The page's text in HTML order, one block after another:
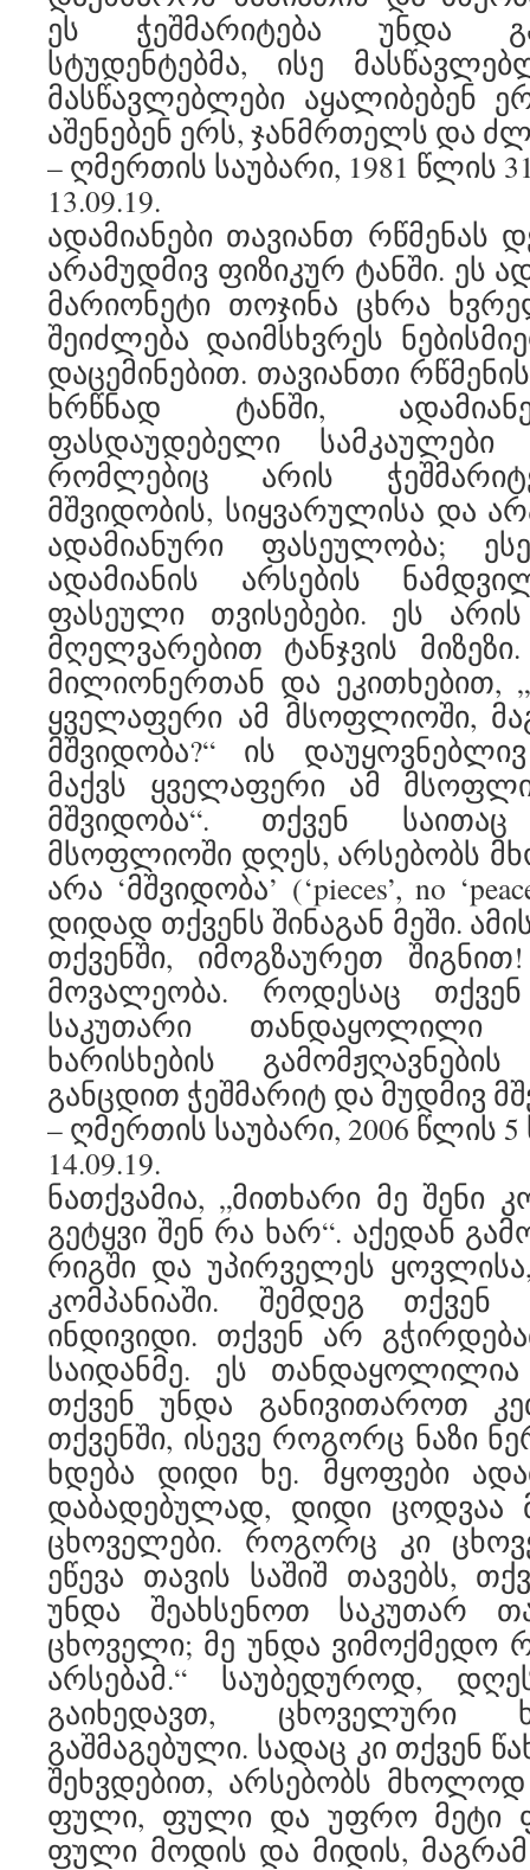
ეს ჭეშმარიტება უნდა
სტუდენტებმა, ისე
მასწავლებლები აყალიბებენ
აშენებენ ერს, ჯანმრთელს და
– ღმერთის საუბარი, 1981 წლის
13.09.19.
ადამიანები თავიანთ რწმენას
არამუდმივ ფიზიკურ ტანში. ეს
მარიონეტი თოჯინა ცხრა
შეიძლება დაიმსხვრეს
დაცემინებით. თავიანთი
ხრწნად ტანში,
ფასდაუდებელი სამკაულები
რომლებიც არის
მშვიდობის, სიყვარულისა და
ადამიანური ფასეულობა;
ადამიანის არსების
ფასეული თვისებები. ეს
მღელვარებით ტანჯვის
მილიონერთან და ეკითხებით,
ყველაფერი ამ მსოფლიოში,
მშვიდობა?“ ის
მაქვს ყველაფერი ამ
მშვიდობა“. თქვენ
მსოფლიოში დღეს, არსებობს
არა ‘მშვიდობა’ (‘pieces’, no
დიდად თქვენს შინაგან მეში.
თქვენში, იმოგზაურეთ
მოვალეობა. როდესაც
საკუთარი თანდაყოლილი
ხარისხების
განცდით ჭეშმარიტ და მუდმივ
– ღმერთის საუბარი, 2006 წლის 5
14.09.19.
ნათქვამია, „მითხარი მე შენი
გეტყვი შენ რა ხარ“. აქედან
რიგში და უპირველეს
კომპანიაში. შემდეგ თქვენ
ინდივიდი. თქვენ არ
საიდანმე. ეს თანდაყოლილია
თქვენ უნდა განივითაროთ
თქვენში, ისევე როგორც ნაზი
ხდება დიდი ხე. მყოფები
დაბადებულად, დიდი ცოდვაა
ცხოველები. როგორც კი
ეწევა თავის საშიშ თავებს,
უნდა შეახსენოთ საკუთარ
ცხოველი; მე უნდა ვიმოქმედო
არსებამ.“ საუბედუროდ,
გაიხედავთ, ცხოველური
გაშმაგებული. სადაც კი თქვენ
შეხვდებით, არსებობს
ფული, ფული და უფრო მეტი
ფული მოდის და მიდის,